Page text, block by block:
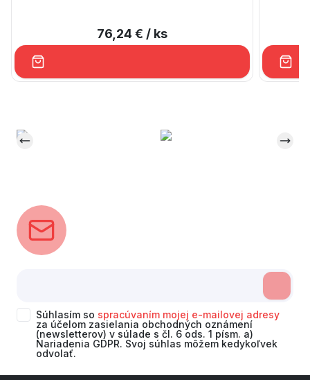
76,24 € / ks
Súhlasím so spracúvaním mojej e-mailovej adresy
za účelom zasielania obchodných oznámení
(newsletterov) v súlade s čl. 6 ods. 1 písm. a)
Nariadenia GDPR. Svoj súhlas môžem kedykoľvek
odvolať.